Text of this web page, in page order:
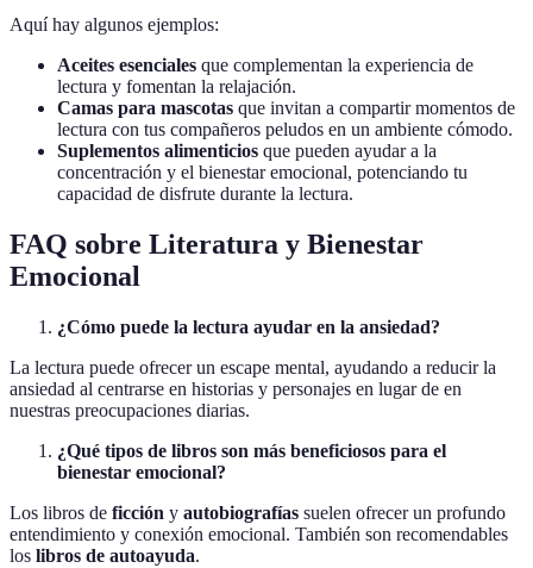
Aquí hay algunos ejemplos:
Aceites esenciales que complementan la experiencia de
lectura y fomentan la relajación.
Camas para mascotas que invitan a compartir momentos de
lectura con tus compañeros peludos en un ambiente cómodo.
Suplementos alimenticios que pueden ayudar a la
concentración y el bienestar emocional, potenciando tu
capacidad de disfrute durante la lectura.
FAQ sobre Literatura y Bienestar
Emocional
¿Cómo puede la lectura ayudar en la ansiedad?
La lectura puede ofrecer un escape mental, ayudando a reducir la
ansiedad al centrarse en historias y personajes en lugar de en
nuestras preocupaciones diarias.
¿Qué tipos de libros son más beneficiosos para el
bienestar emocional?
Los libros de ficción y autobiografías suelen ofrecer un profundo
entendimiento y conexión emocional. También son recomendables
los libros de autoayuda.